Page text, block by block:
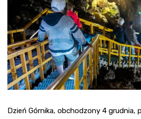
Dzień Górnika, obchodzony 4 grudnia,